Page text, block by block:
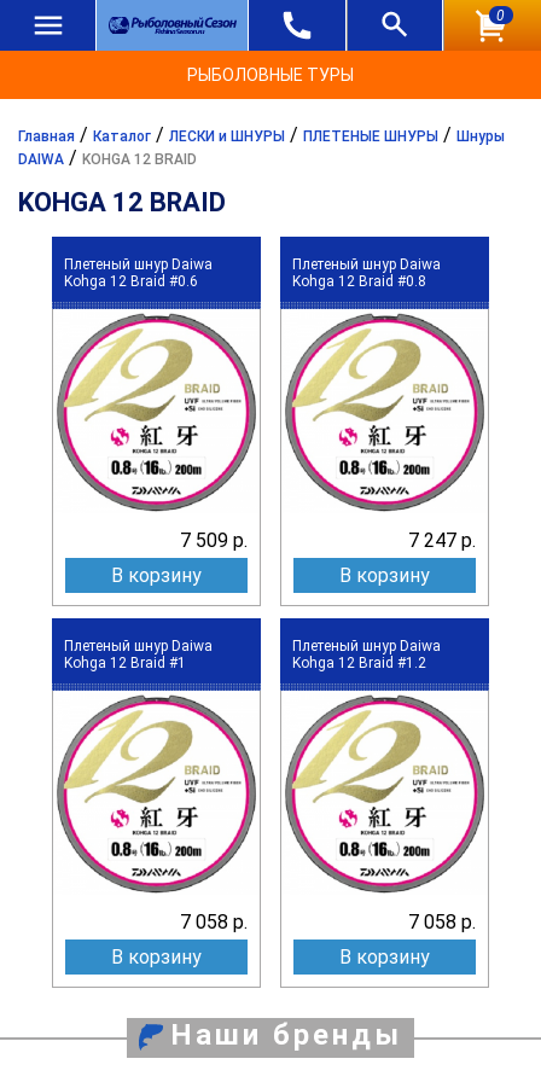
0
РЫБОЛОВНЫЕ ТУРЫ
Главная / Каталог / ЛЕСКИ и ШНУРЫ / ПЛЕТЕНЫЕ ШНУРЫ / Шнуры
DAIWA / KOHGA 12 BRAID
KOHGA 12 BRAID
Плетеный шнур Daiwa
Kohga 12 Braid #0.6
7 509 р.
В корзину
Плетеный шнур Daiwa
Kohga 12 Braid #0.8
7 247 р.
В корзину
Плетеный шнур Daiwa
Kohga 12 Braid #1
7 058 р.
В корзину
Плетеный шнур Daiwa
Kohga 12 Braid #1.2
7 058 р.
В корзину
Наши бренды